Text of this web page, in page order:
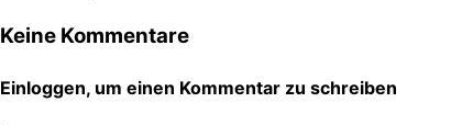
Keine Kommentare
Einloggen, um einen Kommentar zu schreiben